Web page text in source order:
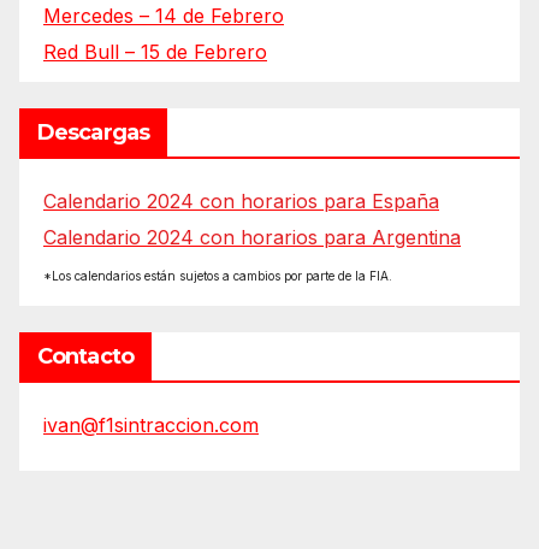
Mercedes – 14 de Febrero
Red Bull – 15 de Febrero
Descargas
Calendario 2024 con horarios para España
Calendario 2024 con horarios para Argentina
*Los calendarios están sujetos a cambios por parte de la FIA.
Contacto
ivan@f1sintraccion.com